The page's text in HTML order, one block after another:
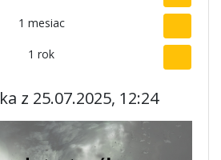
1 mesiac
1 rok
z 25.07.2025, 12:24